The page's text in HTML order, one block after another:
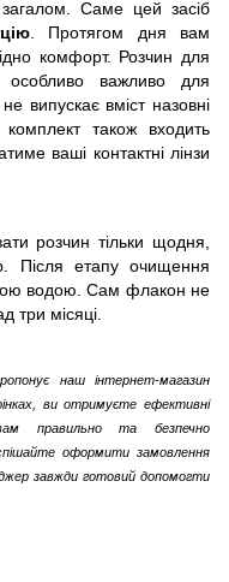
загалом. Саме цей засіб
. Протягом дня вам
комфорт. Розчин для
важливо для
випускає вміст назовні
також входить
ваші контактні лінзи
розчин тільки щодня,
Після етапу очищення
водою. Сам флакон не
три місяці.
наш інтернет-магазин
ви отримуєте ефективні
правильно та безпечно
оформити замовлення
завжди готовий допомогти